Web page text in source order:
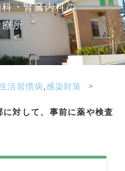
・腎臓内科の
所
活習慣病,感染対策
対して、事前に薬や検査